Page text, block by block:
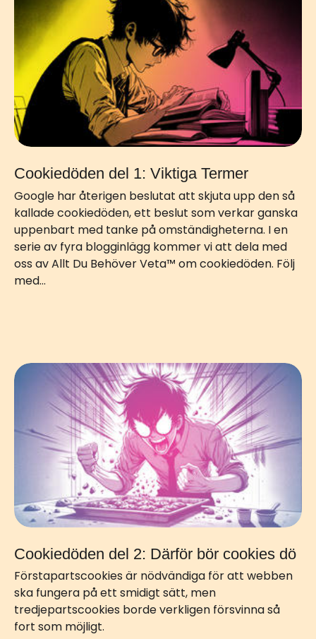
Cookiedöden del 1: Viktiga Termer
Google har återigen beslutat att skjuta upp den så
kallade cookiedöden, ett beslut som verkar ganska
uppenbart med tanke på omständigheterna. I en
serie av fyra blogginlägg kommer vi att dela med
oss av Allt Du Behöver Veta™ om cookiedöden. Följ
med…
Cookiedöden del 2: Därför bör cookies dö
Förstapartscookies är nödvändiga för att webben
ska fungera på ett smidigt sätt, men
tredjepartscookies borde verkligen försvinna så
fort som möjligt.